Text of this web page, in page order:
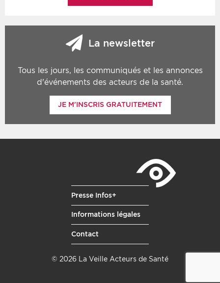
La newsletter
Tous les jours, les communiqués et les annonces
d'événements des acteurs de la santé.
JE M'INSCRIS GRATUITEMENT
Presse Infos+
Informations légales
Contact
© 2026 La Veille Acteurs de Santé